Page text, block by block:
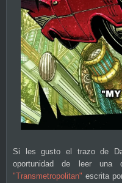
Si les gusto el trazo de
oportunidad de leer una
"Transmetropolitan" escrita